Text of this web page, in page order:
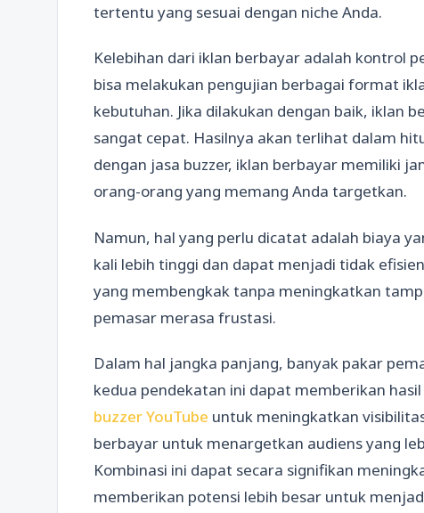
tertentu yang sesuai dengan niche Anda.
Kelebihan dari iklan berbayar adalah kontrol
bisa melakukan pengujian berbagai format
kebutuhan. Jika dilakukan dengan baik, iklan
sangat cepat. Hasilnya akan terlihat dalam
dengan jasa buzzer, iklan berbayar memiliki
orang-orang yang memang Anda targetkan.
Namun, hal yang perlu dicatat adalah biaya
kali lebih tinggi dan dapat menjadi tidak
yang membengkak tanpa meningkatkan
pemasar merasa frustasi.
Dalam hal jangka panjang, banyak pakar
kedua pendekatan ini dapat memberikan
buzzer YouTube untuk meningkatkan
berbayar untuk menargetkan audiens yang
Kombinasi ini dapat secara signifikan
memberikan potensi lebih besar untuk